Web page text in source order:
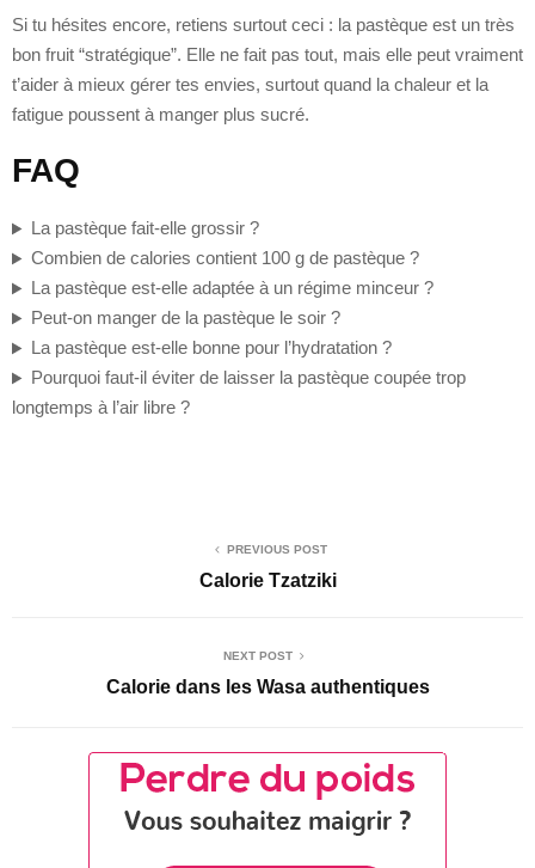
Si tu hésites encore, retiens surtout ceci : la pastèque est un très
bon fruit “stratégique”. Elle ne fait pas tout, mais elle peut vraiment
t’aider à mieux gérer tes envies, surtout quand la chaleur et la
fatigue poussent à manger plus sucré.
FAQ
La pastèque fait-elle grossir ?
Combien de calories contient 100 g de pastèque ?
La pastèque est-elle adaptée à un régime minceur ?
Peut-on manger de la pastèque le soir ?
La pastèque est-elle bonne pour l’hydratation ?
Pourquoi faut-il éviter de laisser la pastèque coupée trop
longtemps à l’air libre ?
PREVIOUS POST
Calorie Tzatziki
NEXT POST
Calorie dans les Wasa authentiques